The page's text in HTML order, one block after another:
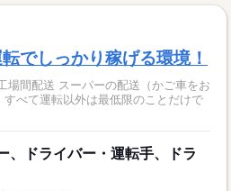
でしっかり稼げる環境！
場間配送 スーパーの配送（かご車をお
すべて運転以外は最低限のことだけで
、ドライバー・運転手、ドラ